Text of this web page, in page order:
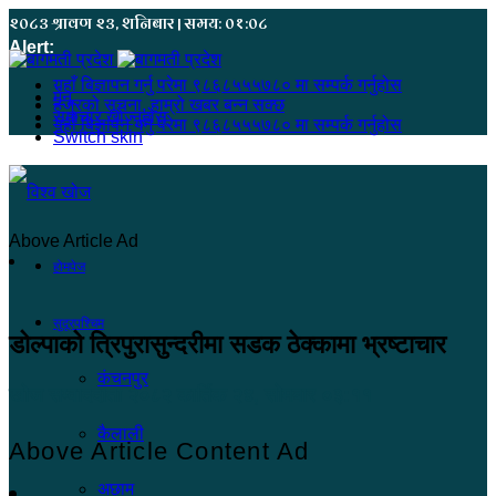
२०८३ श्रावण २३, शनिबार | समय: ०१:०८
Alert:
यहाँ बिज्ञापन गर्नु परेमा ९८६८५५५७८० मा सम्पर्क गर्नुहोस
हजुरको सूचना, हाम्रो खबर बन्न सक्छ
यहाँ बिज्ञापन गर्नु परेमा ९८६८५५५७८० मा सम्पर्क गर्नुहोस
मेनू
समाचार खोज्नुहोस्
Switch skin
होमपेज
सुदूरपश्चिम
कंचनपुर
कैलाली
अछाम
Above Article Ad
डोल्पाको त्रिपुरासुन्दरीमा सडक ठेक्कामा भ्रष्टाचार
२०८२ कार्तिक २४, सोमबार ०३:११
Above Article Content Ad